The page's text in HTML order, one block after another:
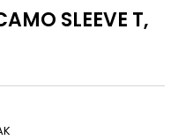
SLEEVE T,